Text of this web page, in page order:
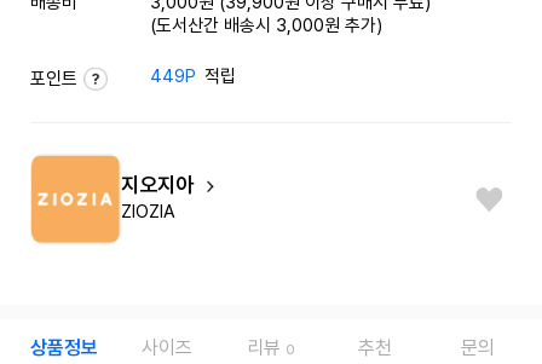
(도서산간 배송시 3,000원 추가)
포인트 449P 적립
지오지아
ZIOZIA
상품정보 사이즈 리뷰 0 추천 문의